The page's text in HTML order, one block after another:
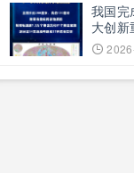
我国完
大创新